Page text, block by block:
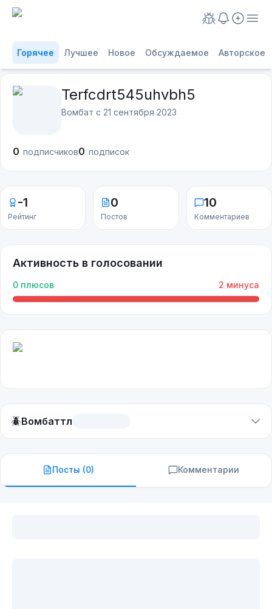
Горячее Лучшее Новое Обсуждаемое Авторское
Terfcdrt545uhvbh5
Вомбат с 21 сентября 2023
0 подписчиков0 подписок
-1
Рейтинг
0
Постов
10
Комментариев
Активность в голосовании
0 плюсов 2 минуса
🪲Вомбаттл
Посты (0) Комментарии